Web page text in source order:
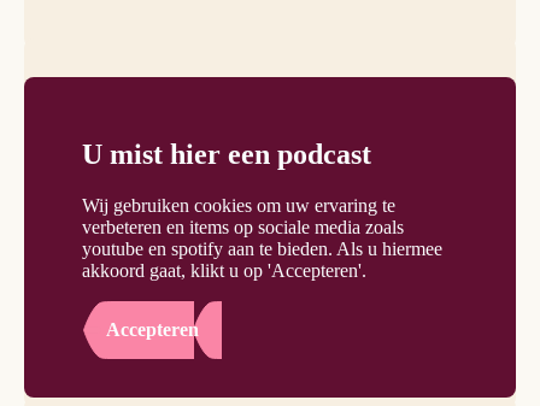
U mist hier een podcast
Wij gebruiken cookies om uw ervaring te
verbeteren en items op sociale media zoals
youtube en spotify aan te bieden. Als u hiermee
akkoord gaat, klikt u op 'Accepteren'.
Accepteren